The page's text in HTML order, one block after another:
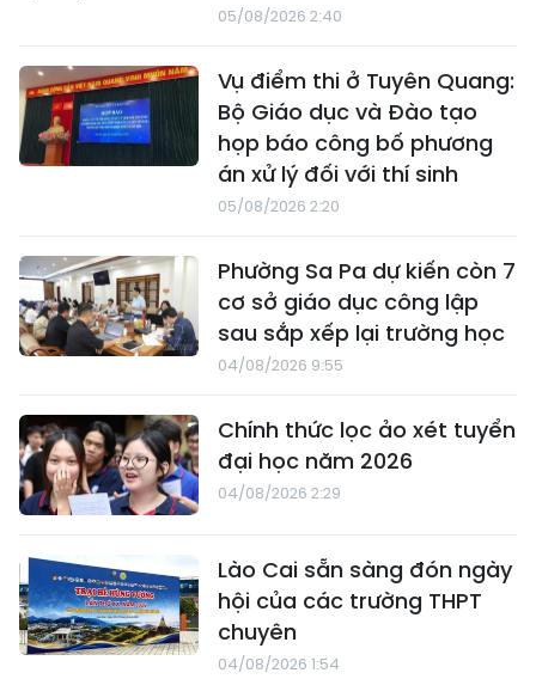
05/08/2026 2:40
Vụ điểm thi ở Tuyên Quang:
Bộ Giáo dục và Đào tạo
họp báo công bố phương
án xử lý đối với thí sinh
05/08/2026 2:20
Phường Sa Pa dự kiến còn 7
cơ sở giáo dục công lập
sau sắp xếp lại trường học
04/08/2026 9:55
Chính thức lọc ảo xét tuyển
đại học năm 2026
04/08/2026 2:29
Lào Cai sẵn sàng đón ngày
hội của các trường THPT
chuyên
04/08/2026 1:54